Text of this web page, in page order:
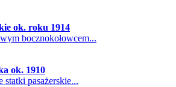
ok. roku 1914
bocznokołowcem...
ok. 1910
statki pasażerskie...